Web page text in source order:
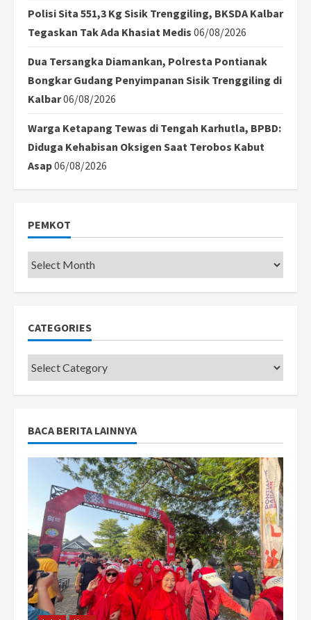
Polisi Sita 551,3 Kg Sisik Trenggiling, BKSDA Kalbar
Tegaskan Tak Ada Khasiat Medis 06/08/2026
Dua Tersangka Diamankan, Polresta Pontianak
Bongkar Gudang Penyimpanan Sisik Trenggiling di
Kalbar06/08/2026
Warga Ketapang Tewas di Tengah Karhutla, BPBD:
Diduga Kehabisan Oksigen Saat Terobos Kabut
Asap06/08/2026
PEMKOT
Pemkot
CATEGORIES
Categories
BACA BERITA LAINNYA